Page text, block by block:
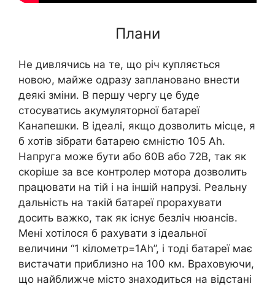
Плани
Не дивлячись на те, що річ купляється
новою, майже одразу заплановано внести
деякі зміни. В першу чергу це буде
стосуватись акумуляторної батареї
Канапешки. В ідеалі, якщо дозволить місце, я
б хотів зібрати батарею ємністю 105 Ah.
Напруга може бути або 60В або 72В, так як
скоріше за все контролер мотора дозволить
працювати на тій і на іншій напрузі. Реальну
дальність на такій батареї прорахувати
досить важко, так як існує безліч нюансів.
Мені хотілося б рахувати з ідеальної
величини “1 кілометр=1Ah”, і тоді батареї має
вистачати приблизно на 100 км. Враховуючи,
що найближче місто знаходиться на відстані